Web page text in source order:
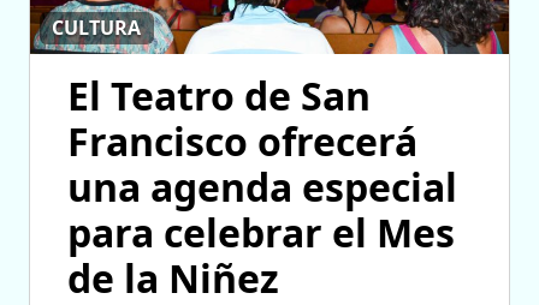
CULTURA
El Teatro de San
Francisco ofrecerá
una agenda especial
para celebrar el Mes
de la Niñez